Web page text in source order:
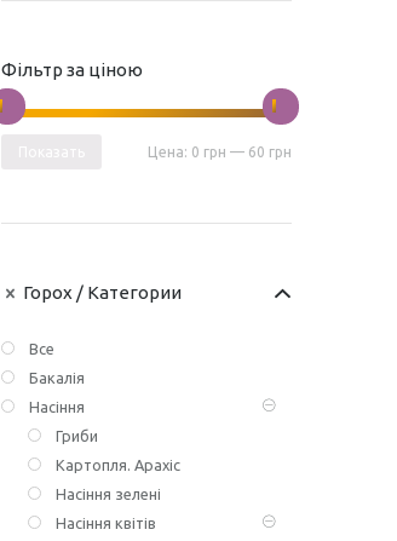
Фільтр за ціною
Цена: 0 грн — 60 грн
Горох / Категории
Все
Бакалія
Насіння
Гриби
Картопля. Арахіс
Насіння зелені
Насіння квітів